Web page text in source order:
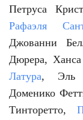
Петруса
Рафаэля
Джованни
Дюрера,
Латура, Эль
Доменико
Тинторетто,